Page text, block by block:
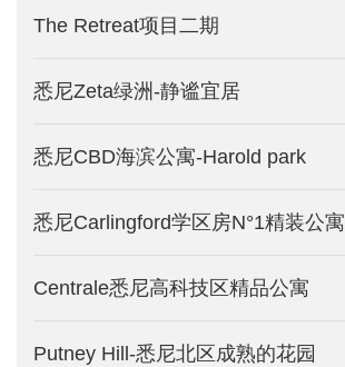
The Retreat项目二期
悉尼Zeta绿洲-静谧宜居
悉尼CBD海滨公寓-Harold park
悉尼Carlingford学区房N°1精装公寓
Centrale悉尼高科技区精品公寓
Putney Hill-悉尼北区成熟的花园